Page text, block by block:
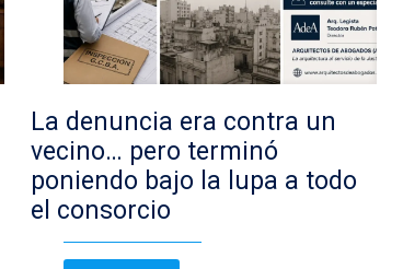
La denuncia era contra un
vecino… pero terminó
poniendo bajo la lupa a todo
el consorcio